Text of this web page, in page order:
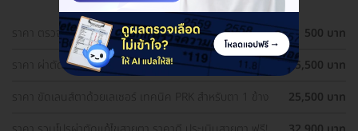
ราคา ตรวจตาก่อนทำเลสิก (LASIK)
500 บาท
ราคา ผ่าตัดปรับค่าสายตา ด้วยเทคนิค SBK LASIK สำหรับตา
25,500 บาท
ราคา ขัดเลนส์ตาด้วยเลเซอร์ เทคนิค PRK สำหรับตา 1 ข้าง
25,500 บาท